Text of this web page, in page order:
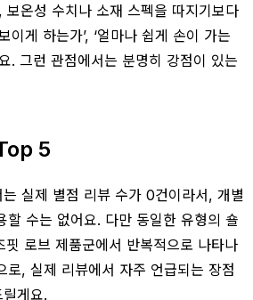
보온성 수치나 소재 스펙을 따지기보다
이게 하는가’, ‘얼마나 쉽게 손이 가는
. 그런 관점에서는 분명히 강점이 있는
5
실제 별점 리뷰 수가 0건이라서, 개별
할 수는 없어요. 다만 동일한 유형의 숄
핏 로브 제품군에서 반복적으로 나타나
로, 실제 리뷰에서 자주 언급되는 장점
게요.